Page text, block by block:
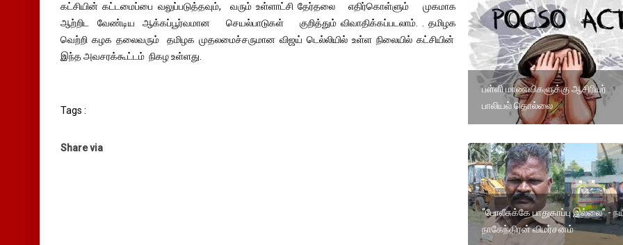
கட்சியின் கட்டமைப்பை வலுப்படுத்தவும், வரும் உள்ளாட்சி தேர்தலை எதிர்கொள்ளும் முகமாக
ஆற்றிட வேண்டிய ஆக்கப்பூர்வமான செயல்பாடுகள் குறித்தும் விவாதிக்கப்படலாம். . தமிழக
வெற்றி கழக தலைவரும் தமிழக முதலமைச்சருமான விஜய் டெல்லியில் உள்ள நிலையில் கட்சியின்
இந்த அவசரக்கூட்டம் நிகழ உள்ளது.
Tags :
Share via
பள்ளி மாணவிகளுக்கு ஆசிரியர்
பாலியல் தொல்லை
“போலீசுக்கே பாதுகாப்பு இல்லை” -
நாகேந்திரன் விமர்சனம்